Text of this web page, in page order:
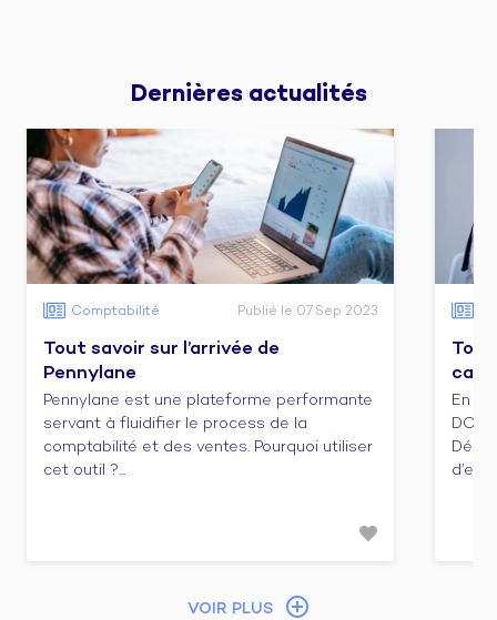
Dernières actualités
Comptabilité Publié le 07 Sep 2023
Tout savoir sur l’arrivée de
Pennylane
Pennylane est une plateforme performante
servant à fluidifier le process de la
comptabilité et des ventes. Pourquoi utiliser
cet outil ?...
En
DCG
VOIR PLUS